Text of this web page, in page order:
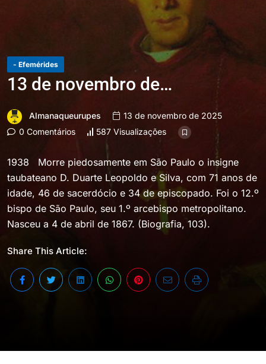
- Efemérides
13 de novembro de…
Almanaqueurupes
13 de novembro de 2025
0 Comentários
587 Visualizações
1938 Morre piedosamente em São Paulo o insigne
taubateano D. Duarte Leopoldo e Silva, com 71 anos de
idade, 46 de sacerdócio e 34 de episcopado. Foi o 12.º
bispo de São Paulo, seu 1.º arcebispo metropolitano.
Nasceu a 4 de abril de 1867. (Biografia, 103).
Share This Article: